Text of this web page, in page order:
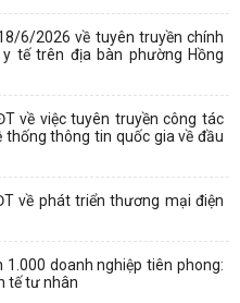
6/2026 về tuyên truyền chính
tế trên địa bàn phường Hồng
về việc tuyên truyền công tác
thông tin quốc gia về đầu
về phát triển thương mại điện
doanh nghiệp tiên phong:
tế tư nhân